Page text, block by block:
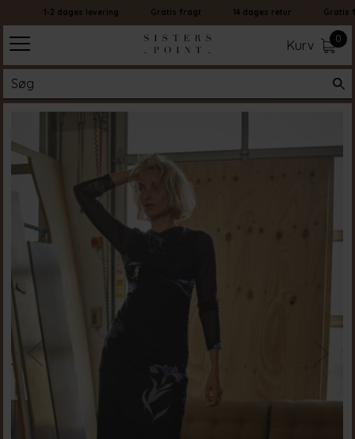
1-2 dages levering Gratis fragt 14 dages retur Gratis
Kurv 0